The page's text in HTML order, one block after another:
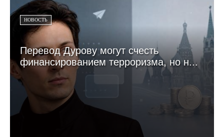
НОВОСТЬ
Перевод Дурову могут счесть
финансированием терроризма, но н...